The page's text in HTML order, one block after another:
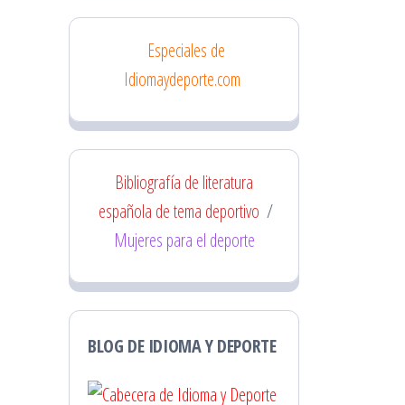
Especiales de
Idiomaydeporte.com
Bibliografía de literatura
española de tema deportivo /
Mujeres para el deporte
BLOG DE IDIOMA Y DEPORTE